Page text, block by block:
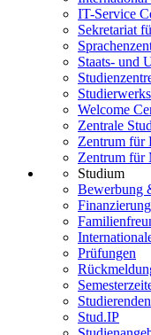
IT-Service
Sekretariat
Staats- und
Welcome
Zentrale
Zentrum für
Zentrum für
Studium
Bewerbung
Finanzierung
Prüfungen
Stud.IP